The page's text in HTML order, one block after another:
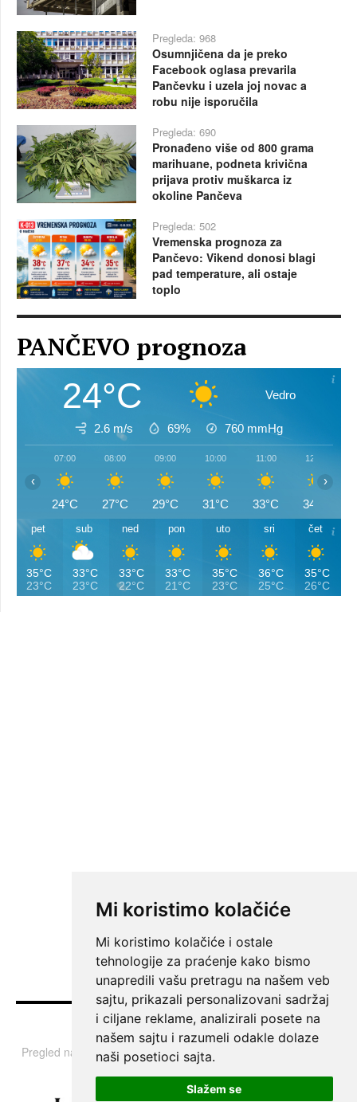
Mi koristimo kolačiće
Mi koristimo kolačiće i ostale
tehnologije za praćenje kako bismo
unapredili vašu pretragu na našem veb
sajtu, prikazali personalizovani sadržaj
i ciljane reklame, analizirali posete na
našem sajtu i razumeli odakle dolaze
naši posetioci sajta.
Slažem se
Pregleda: 968
Osumnjičena da je preko
Facebook oglasa prevarila
Pančevku i uzela joj novac a
robu nije isporučila
Pregleda: 690
Pronađeno više od 800 grama
marihuane, podneta krivična
prijava protiv muškarca iz
okoline Pančeva
Pregleda: 502
Vremenska prognoza za
Pančevo: Vikend donosi blagi
pad temperature, ali ostaje
toplo
PANČEVO prognoza
24°C Vedro
2.6 m/s 69% 760 mmHg
07:00
24°C
08:00
27°C
09:00
29°C
10:00
31°C
11:00
33°C
12:00
34°C
‹ ›
pet
35°C
23°C
sub
33°C
23°C
ned
33°C
22°C
pon
33°C
21°C
uto
35°C
23°C
sri
36°C
25°C
čet
35°C
26°C
Vesti
Pregled najvažnijih informacija i tema iz Srbije, regiona i sveta.